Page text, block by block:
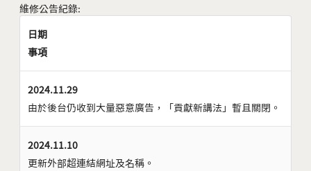
維修公告紀錄:
日期
事項
2024.11.29
由於後台仍收到大量惡意廣告，「貢獻新講法」暫且關閉。
2024.11.10
更新外部超連結網址及名稱。